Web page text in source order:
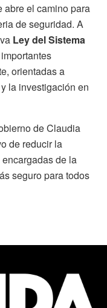
abre el camino para
de seguridad. A
Ley del Sistema
orientadas a
la investigación en
de Claudia
de reducir la
de la
seguro para todos